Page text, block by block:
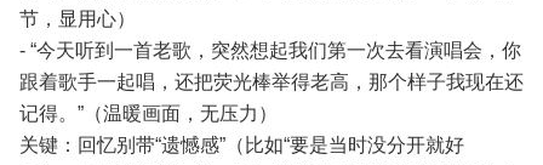
节，显用心）
- “今天听到一首老歌，突然想起我们第一次去看演唱会，你
跟着歌手一起唱，还把荧光棒举得老高，那个样子我现在还
记得。”（温暖画面，无压力）
关键：回忆别带“遗憾感”（比如“要是当时没分开就好